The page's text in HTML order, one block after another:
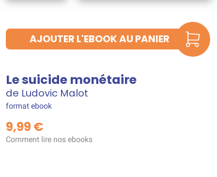
Le suicide monétaire
de Ludovic Malot
format ebook
9,99 €
Comment lire nos ebooks
AJOUTER L'EBOOK AU PANIER